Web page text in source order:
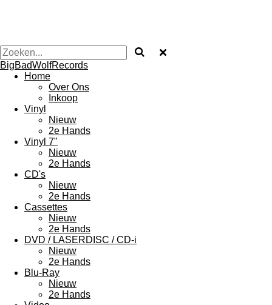
BigBadWolfRecords
Home
Over Ons
Inkoop
Vinyl
Nieuw
2e Hands
Vinyl 7"
Nieuw
2e Hands
CD's
Nieuw
2e Hands
Cassettes
Nieuw
2e Hands
DVD / LASERDISC / CD-i
Nieuw
2e Hands
Blu-Ray
Nieuw
2e Hands